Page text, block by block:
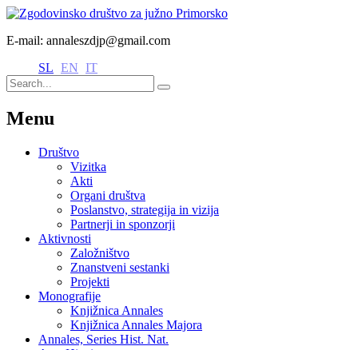
E-mail: annaleszdjp@gmail.com
SL EN IT
Menu
Društvo
Vizitka
Akti
Organi društva
Poslanstvo, strategija in vizija
Partnerji in sponzorji
Aktivnosti
Založništvo
Znanstveni sestanki
Projekti
Monografije
Knjižnica Annales
Knjižnica Annales Majora
Annales, Series Hist. Nat.